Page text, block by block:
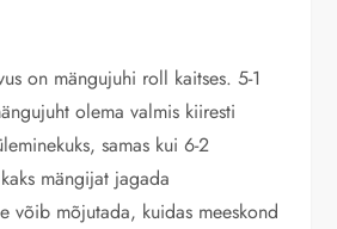
on mängujuhi roll kaitses. 5-1
olema valmis kiiresti
samas kui 6-2
mängijat jagada
võib mõjutada, kuidas meeskond